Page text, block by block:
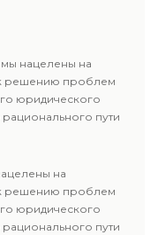
нацелены на
решению проблем
юридического
пути
на
решению проблем
юридического
пути